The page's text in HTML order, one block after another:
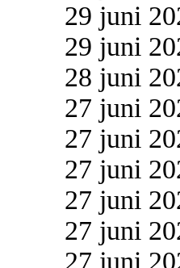
29 juni
29 juni
28 juni
27 juni
27 juni
27 juni
27 juni
27 juni
27 juni